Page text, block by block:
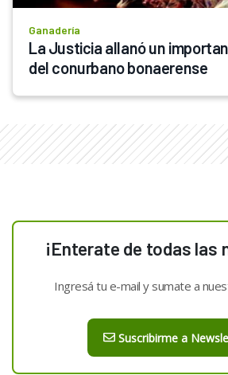
Ganadería
La Justicia allanó un
del conurbano bonaerense
¡Enterate de todas las
Ingresá tu e-mail y sumate a
Suscribirme a